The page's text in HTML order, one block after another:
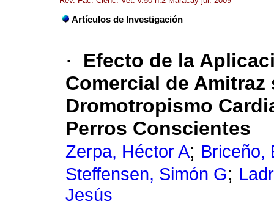
Artículos de Investigación
·
Efecto de la
Comercial de
Dromotropismo
Perros Conscientes
Zerpa, Héctor A; Briceño,
Steffensen, Simón G;
Jesús